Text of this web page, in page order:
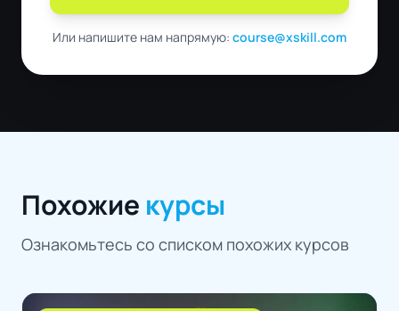
Или напишите нам напрямую: course@xskill.com
Похожие курсы
Ознакомьтесь со списком похожих курсов